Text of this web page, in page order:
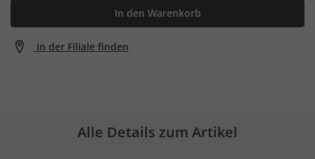
In den Warenkorb
In der Filiale finden
Alle Details zum Artikel